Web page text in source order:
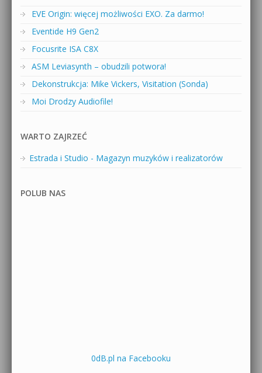
EVE Origin: więcej możliwości EXO. Za darmo!
Eventide H9 Gen2
Focusrite ISA C8X
ASM Leviasynth – obudzili potwora!
Dekonstrukcja: Mike Vickers, Visitation (Sonda)
Moi Drodzy Audiofile!
WARTO ZAJRZEĆ
Estrada i Studio - Magazyn muzyków i realizatorów
POLUB NAS
0dB.pl na Facebooku